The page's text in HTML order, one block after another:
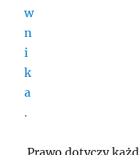
Prawo dotyczy